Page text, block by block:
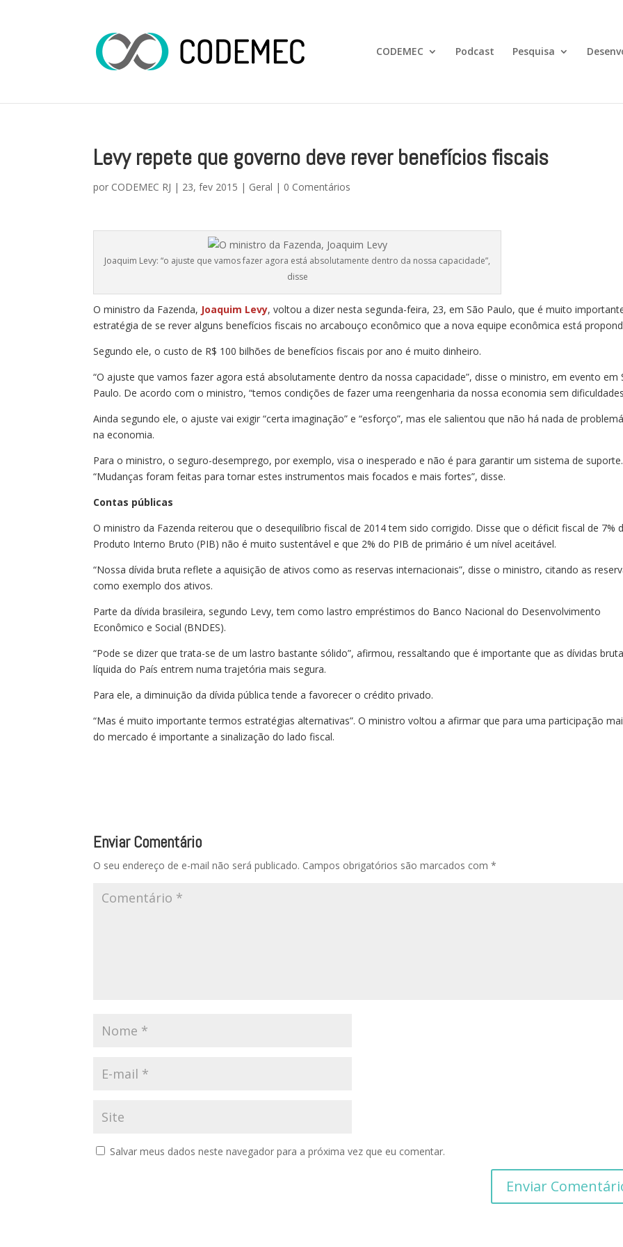
CODEMEC Podcast Pesquisa
Levy repete que governo deve rever benefícios fiscais
por CODEMEC RJ | 23, fev 2015 | Geral | 0 Comentários
Joaquim Levy: “o ajuste que vamos fazer agora está absolutamente dentro da nossa capacidade”,
disse
O ministro da Fazenda, Joaquim Levy, voltou a dizer nesta segunda-feira, 23, em São Paulo, que é muito
estratégia de se rever alguns benefícios fiscais no arcabouço econômico que a nova equipe econômica está
Segundo ele, o custo de R$ 100 bilhões de benefícios fiscais por ano é muito dinheiro.
“O ajuste que vamos fazer agora está absolutamente dentro da nossa capacidade”, disse o ministro, em evento em
Paulo. De acordo com o ministro, “temos condições de fazer uma reengenharia da nossa economia sem
Ainda segundo ele, o ajuste vai exigir “certa imaginação” e “esforço”, mas ele salientou que não há nada de
na economia.
Para o ministro, o seguro-desemprego, por exemplo, visa o inesperado e não é para garantir um sistema de suporte.
“Mudanças foram feitas para tornar estes instrumentos mais focados e mais fortes”, disse.
Contas públicas
O ministro da Fazenda reiterou que o desequilíbrio fiscal de 2014 tem sido corrigido. Disse que o déficit fiscal de 7%
Produto Interno Bruto (PIB) não é muito sustentável e que 2% do PIB de primário é um nível aceitável.
“Nossa dívida bruta reflete a aquisição de ativos como as reservas internacionais”, disse o ministro, citando as
como exemplo dos ativos.
Parte da dívida brasileira, segundo Levy, tem como lastro empréstimos do Banco Nacional do Desenvolvimento
Econômico e Social (BNDES).
“Pode se dizer que trata-se de um lastro bastante sólido”, afirmou, ressaltando que é importante que as dívidas
líquida do País entrem numa trajetória mais segura.
Para ele, a diminuição da dívida pública tende a favorecer o crédito privado.
“Mas é muito importante termos estratégias alternativas”. O ministro voltou a afirmar que para uma participação
do mercado é importante a sinalização do lado fiscal.
Enviar Comentário
O seu endereço de e-mail não será publicado. Campos obrigatórios são marcados com*
Salvar meus dados neste navegador para a próxima vez que eu comentar.